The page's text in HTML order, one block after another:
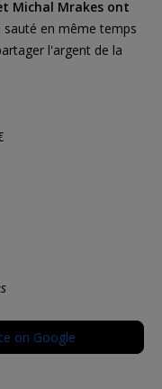
Michal Mrakes ont
sauté en même temps
l'argent de la